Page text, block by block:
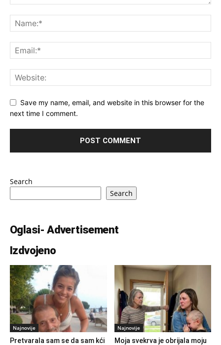
Save my name, email, and website in this browser for the
next time I comment.
Search
Search
Oglasi- Advertisement
Izdvojeno
Najnovije
Pretvarala sam se da sam kći
Najnovije
Moja svekrva je obrijala moju